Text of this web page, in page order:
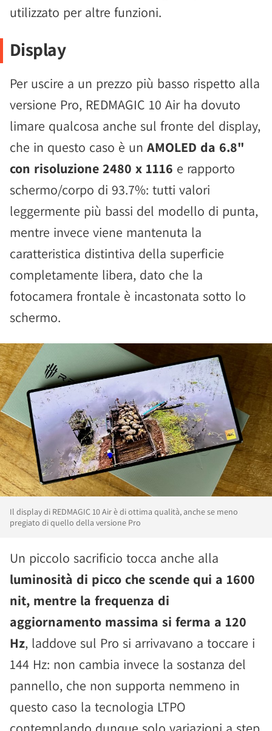
utilizzato per altre funzioni.
Display
Per uscire a un prezzo più basso rispetto alla
versione Pro, REDMAGIC 10 Air ha dovuto
limare qualcosa anche sul fronte del display,
che in questo caso è un AMOLED da 6.8"
con risoluzione 2480 x 1116 e rapporto
schermo/corpo di 93.7%: tutti valori
leggermente più bassi del modello di punta,
mentre invece viene mantenuta la
caratteristica distintiva della superficie
completamente libera, dato che la
fotocamera frontale è incastonata sotto lo
schermo.
Il display di REDMAGIC 10 Air è di ottima qualità, anche se meno
pregiato di quello della versione Pro
Un piccolo sacrificio tocca anche alla
luminosità di picco che scende qui a 1600
nit, mentre la frequenza di
aggiornamento massima si ferma a 120
Hz, laddove sul Pro si arrivavano a toccare i
144 Hz: non cambia invece la sostanza del
pannello, che non supporta nemmeno in
questo caso la tecnologia LTPO